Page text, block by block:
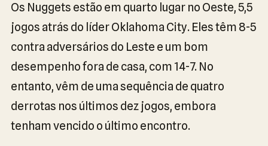
Os Nuggets estão em quarto lugar no Oeste, 5,5
jogos atrás do líder Oklahoma City. Eles têm 8-5
contra adversários do Leste e um bom
desempenho fora de casa, com 14-7. No
entanto, vêm de uma sequência de quatro
derrotas nos últimos dez jogos, embora
tenham vencido o último encontro.